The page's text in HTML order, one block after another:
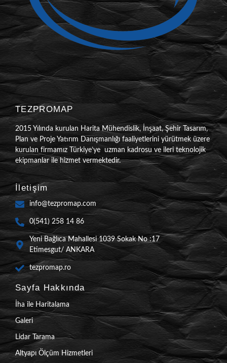
TEZPROMAP
2015 Yılında kurulan Harita Mühendislik, İnşaat, Şehir Tasarım,
Plan ve Proje Yatırım Danışmanlığı faaliyetlerini yürütmek üzere
kurulan firmamız Türkiye’ye uzman kadrosu ve ileri teknolojik
ekipmanlar ile hizmet vermektedir.
İletişim
info@tezpromap.com
0(541) 258 14 86
Yeni Bağlıca Mahallesi 1039 Sokak No :17
Etimesgut/ ANKARA
tezpromap.ro
Sayfa Hakkında
İha ile Haritalama
Galeri
Lidar Tarama
Altyapı Ölçüm Hizmetleri